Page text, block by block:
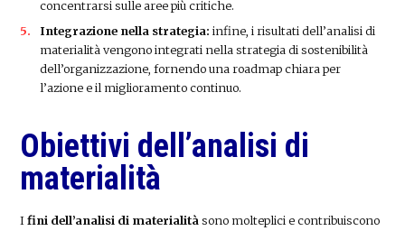
concentrarsi sulle aree più critiche.
Integrazione nella strategia: infine, i risultati dell’analisi di
materialità vengono integrati nella strategia di sostenibilità
dell’organizzazione, fornendo una roadmap chiara per
l’azione e il miglioramento continuo.
Obiettivi dell’analisi di
materialità
Ifini dell’analisi di materialitàsono molteplici e contribuiscono